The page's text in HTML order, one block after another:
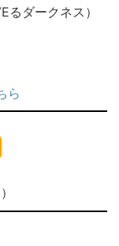
るダークネス）
ら